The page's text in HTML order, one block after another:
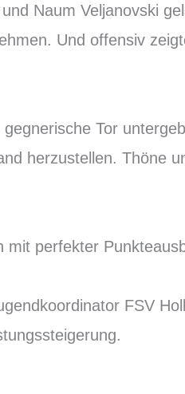
Naum Veljanovski
Und offensiv
Tor
herzustellen. Thöne
mit perfekter
FSV